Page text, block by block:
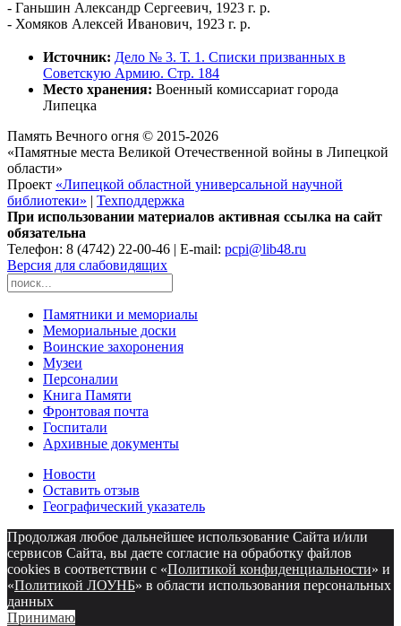
- Ганьшин Александр Сергеевич, 1923 г. р.
- Хомяков Алексей Иванович, 1923 г. р.
Источник: Дело № 3. Т. 1. Списки призванных в
Советскую Армию. Стр. 184
Место хранения: Военный комиссариат города
Липецка
Память Вечного огня © 2015-2026
«Памятные места Великой Отечественной войны в Липецкой
области»
Проект «Липецкой областной универсальной научной
библиотеки» | Техподдержка
При использовании материалов активная ссылка на сайт
обязательна
Телефон: 8 (4742) 22-00-46 | E-mail: pcpi@lib48.ru
Версия для слабовидящих
Памятники и мемориалы
Мемориальные доски
Воинские захоронения
Музеи
Персоналии
Книга Памяти
Фронтовая почта
Госпитали
Архивные документы
Новости
Оставить отзыв
Географический указатель
Продолжая любое дальнейшее использование Сайта и/или
сервисов Сайта, вы даете согласие на обработку файлов
cookies в соответствии с «Политикой конфиденциальности» и
«Политикой ЛОУНБ» в области использования персональных
данных
Принимаю